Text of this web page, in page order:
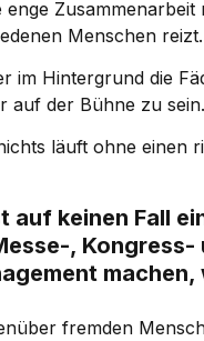
enge Zusammenarbeit
Menschen reizt.
im Hintergrund die
auf der Bühne zu sein.
läuft ohne einen
auf keinen Fall
, Kongress-
machen,
fremden